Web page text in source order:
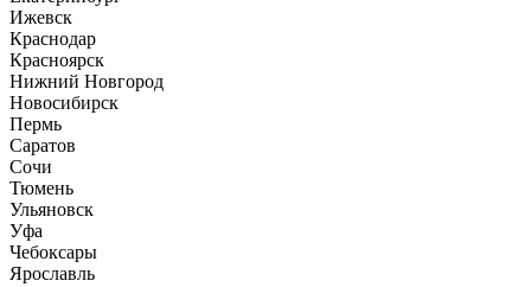
Ижевск
Краснодар
Красноярск
Нижний Новгород
Новосибирск
Пермь
Саратов
Сочи
Тюмень
Ульяновск
Уфа
Чебоксары
Ярославль